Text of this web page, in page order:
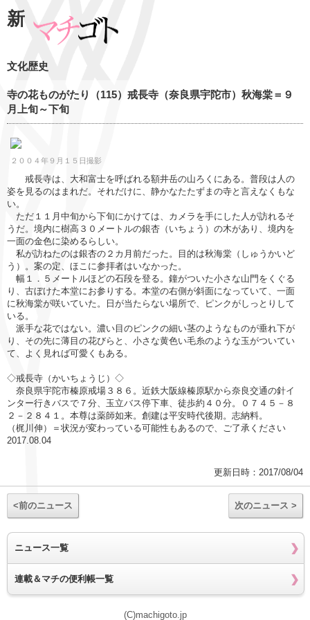
新
文化歴史
寺の花ものがたり（115）戒長寺（奈良県宇陀市）秋海棠＝９
月上旬～下旬
２００４年９月１５日撮影
戒長寺は、大和富士を呼ばれる額井岳の山ろくにある。普段は人の
姿を見るのはまれだ。それだけに、静かなたたずまの寺と言えなくもな
い。
ただ１１月中旬から下旬にかけては、カメラを手にした人が訪れるそ
うだ。境内に樹高３０メートルの銀杏（いちょう）の木があり、境内を
一面の金色に染めるらしい。
私が訪ねたのは銀杏の２カ月前だった。目的は秋海棠（しゅうかいど
う）。案の定、ほこに参拝者はいなかった。
幅１．５メートルほどの石段を登る。鐘がついた小さな山門をくぐる
り、古ぼけた本堂にお参りする。本堂の右側が斜面になっていて、一面
に秋海棠が咲いていた。日が当たらない場所で、ピンクがしっとりして
いる。
派手な花ではない。濃い目のピンクの細い茎のようなものが垂れ下が
り、その先に薄目の花びらと、小さな黄色い毛糸のような玉がついてい
て、よく見れば可愛くもある。
◇戒長寺（かいちょうじ）◇
奈良県宇陀市榛原戒場３８６。近鉄大阪線榛原駅から奈良交通の針イ
ンター行きバスで７分、玉立バス停下車、徒歩約４０分。０７４５－８
２－２８４１。本尊は薬師如来。創建は平安時代後期。志納料。
（梶川伸）＝状況が変わっている可能性もあるので、ご了承ください
2017.08.04
更新日時：2017/08/04
<前のニュース 次のニュース >
ニュース一覧
連載＆マチの便利帳一覧
(C)machigoto.jp